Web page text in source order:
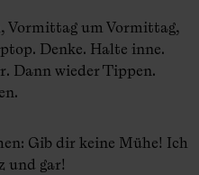
Vormittag um Vormittag,
Denke. Halte inne.
Dann wieder Tippen.
Gib dir keine Mühe! Ich
und gar!